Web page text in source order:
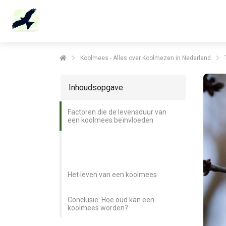
Koolmees - Alles over Koolmezen in Nederland
Inhoudsopgave
Factoren die de levensduur van
een koolmees beïnvloeden
Het leven van een koolmees
Conclusie: Hoe oud kan een
koolmees worden?
anoniem
te
over